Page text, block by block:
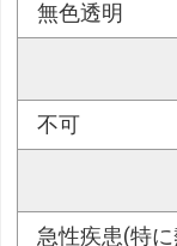
無色透明
不可
急性疾患(特に